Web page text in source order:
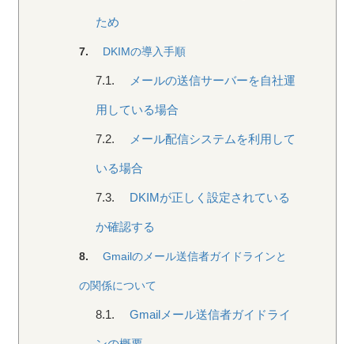
ため
7. DKIMの導入手順
7.1. メールの送信サーバーを自社運
用している場合
7.2. メール配信システムを利用して
いる場合
7.3. DKIMが正しく設定されている
か確認する
8. Gmailのメール送信者ガイドラインと
の関係について
8.1. Gmailメール送信者ガイドライ